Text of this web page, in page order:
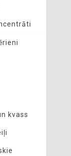
kvass